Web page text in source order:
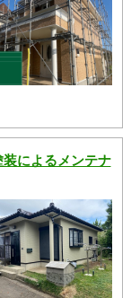
によるメンテナ